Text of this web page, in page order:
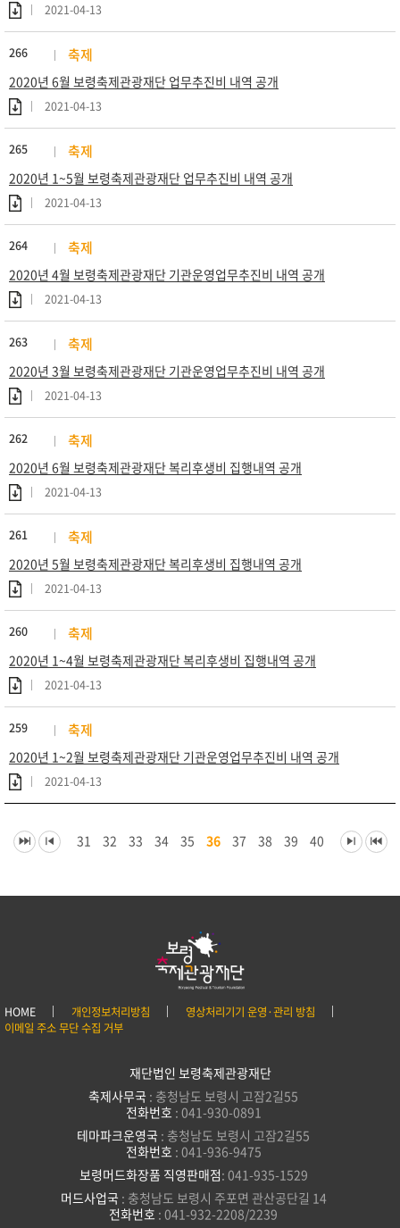
2021-04-13
266 축제
2020년 6월 보령축제관광재단 업무추진비 내역 공개
2021-04-13
265 축제
2020년 1~5월 보령축제관광재단 업무추진비 내역 공개
2021-04-13
264 축제
2020년 4월 보령축제관광재단 기관운영업무추진비 내역 공개
2021-04-13
263 축제
2020년 3월 보령축제관광재단 기관운영업무추진비 내역 공개
2021-04-13
262 축제
2020년 6월 보령축제관광재단 복리후생비 집행내역 공개
2021-04-13
261 축제
2020년 5월 보령축제관광재단 복리후생비 집행내역 공개
2021-04-13
260 축제
2020년 1~4월 보령축제관광재단 복리후생비 집행내역 공개
2021-04-13
259 축제
2020년 1~2월 보령축제관광재단 기관운영업무추진비 내역 공개
2021-04-13
31 32 33 34 35 36 37 38 39 40
HOME 개인정보처리방침
영상처리기기 운영·관리 방침
이메일 주소 무단 수집 거부
재단법인 보령축제관광재단
축제사무국 : 충청남도 보령시 고잠2길55
전화번호 : 041-930-0891
테마파크운영국 : 충청남도 보령시 고잠2길55
전화번호 : 041-936-9475
보령머드화장품 직영판매점: 041-935-1529
머드사업국 : 충청남도 보령시 주포면 관산공단길 14
전화번호 : 041-932-2208/2239